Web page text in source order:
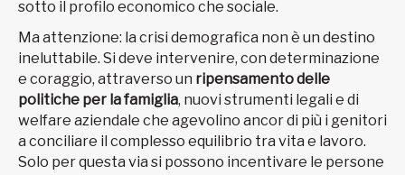
sotto il profilo economico che sociale.
Ma attenzione: la crisi demografica non è un destino
ineluttabile. Si deve intervenire, con determinazione
e coraggio, attraverso un ripensamento delle
politiche per la famiglia, nuovi strumenti legali e di
welfare aziendale che agevolino ancor di più i genitori
a conciliare il complesso equilibrio tra vita e lavoro.
Solo per questa via si possono incentivare le persone